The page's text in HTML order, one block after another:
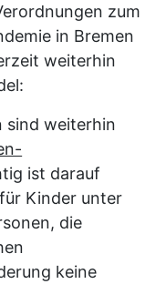
zum
in Bremen
weiterhin
sind weiterhin
ist darauf
für Kinder unter
die
keine